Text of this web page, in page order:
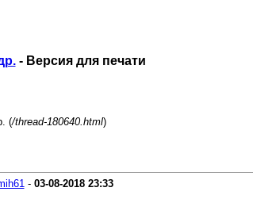
- Версия для печати
(/thread-180640.html)
- 03-08-2018 23:33